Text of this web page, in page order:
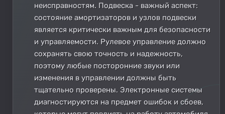
неисправностям. Подвеска - важный аспект:
состояние амортизаторов и узлов подвески
является критически важным для безопасности
и управляемости. Рулевое управление должно
сохранять свою точность и надежность,
поэтому любые посторонние звуки или
изменения в управлении должны быть
тщательно проверены. Электронные системы
диагностируются на предмет ошибок и сбоев,